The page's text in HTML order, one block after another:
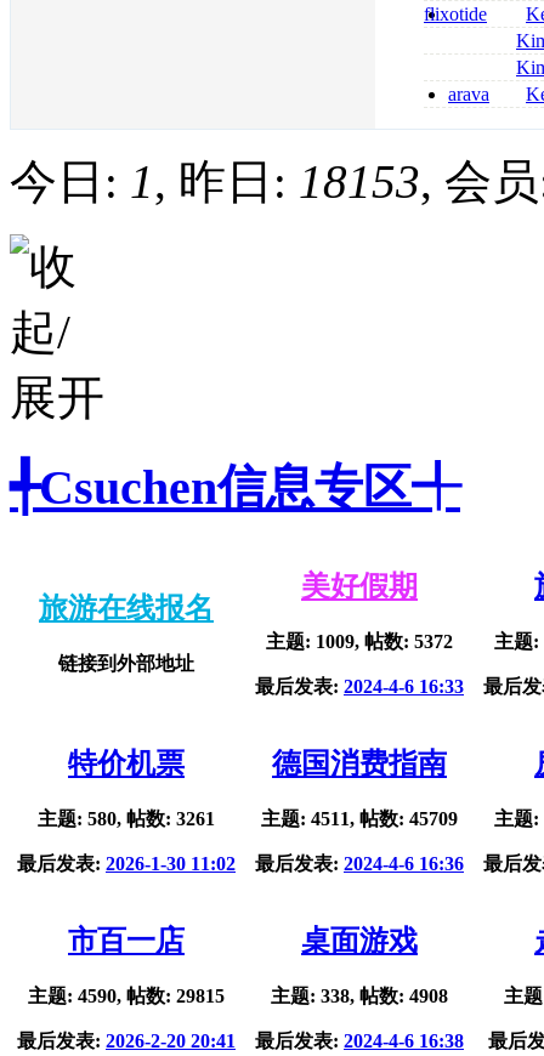
nolvadex
celebrex
flixotide
junior kaufen
métronidazole
2026
coumadin
arava
今日: 1, 昨日: 18153, 会
╃Csuchen信息专区╃
旅游在线报名
链接到外部地址
美好假期
主题: 1009, 帖数: 5372
最后发表: 2024-4-6 16:33
主题:
最后
特价机票
主题: 580, 帖数: 3261
最后发表: 2026-1-30 11:02
德国消费指南
主题: 4511, 帖数: 45709
最后发表: 2024-4-6 16:36
主题:
最后
市百一店
主题: 4590, 帖数: 29815
最后发表: 2026-2-20 20:41
桌面游戏
主题: 338, 帖数: 4908
最后发表: 2024-4-6 16:38
主
最后